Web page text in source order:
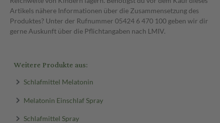
Artikels nähere Informationen über die Zusammensetzung des
Produktes? Unter der Rufnummer 05424 6 470 100 geben wir dir
gerne Auskunft über die Pflichtangaben nach LMIV.
Weitere Produkte aus:
Schlafmittel Melatonin
Melatonin Einschlaf Spray
Schlafmittel Spray